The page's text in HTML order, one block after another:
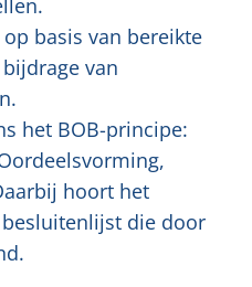
basis van bereikte
van
het BOB-principe:
hoort het
die door